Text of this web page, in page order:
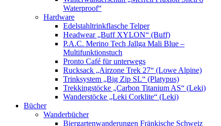
Waterproof“
Hardware
Edelstahltrinkflasche Telper
Headwear „Buff XYLON“ (Buff)
P.A.C. Merino Tech Jallga Mali Blue –
Multifunktionstuch
Pronto Café für unterwegs
Rucksack „Airzone Trek 27“ (Lowe Alpine)
Trinksystem „Big Zip SL“ (Platypus)
Trekkingstöcke „Carbon Titanium AS“ (Leki)
Wanderstöcke „Leki Corklite“ (Leki)
Bücher
Wanderbücher
Biergartenwanderungen Fränkische Schweiz